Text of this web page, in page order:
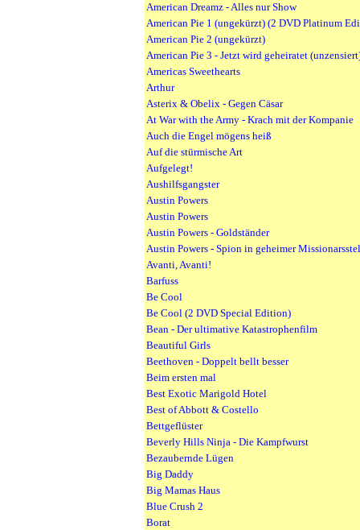
American Dreamz - Alles nur Show
American Pie 1 (ungekürzt) (2 DVD Platinum
American Pie 2 (ungekürzt)
American Pie 3 - Jetzt wird geheiratet
Americas Sweethearts
Arthur
Asterix & Obelix - Gegen Cäsar
At War with the Army - Krach mit der Kompanie
Auch die Engel mögens heiß
Auf die stürmische Art
Aufgelegt!
Aushilfsgangster
Austin Powers
Austin Powers
Austin Powers - Goldständer
Austin Powers - Spion in geheimer
Avanti, Avanti!
Barfuss
Be Cool
Be Cool (2 DVD Special Edition)
Bean - Der ultimative Katastrophenfilm
Beautiful Girls
Beethoven - Doppelt bellt besser
Beim ersten mal
Best Exotic Marigold Hotel
Best of Abbott & Costello
Bettgeflüster
Beverly Hills Ninja - Die Kampfwurst
Bezaubernde Lügen
Big Daddy
Big Mamas Haus
Blue Crush 2
Borat